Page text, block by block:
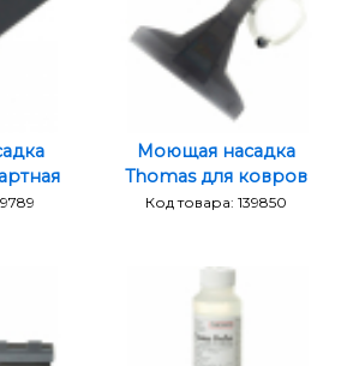
Моющая насадка
Thomas для ковров
Код товара: 139850